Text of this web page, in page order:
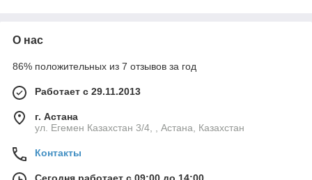
возможность быстро и выгодно
приобрести строительные товары и
оборудование. У нас большой выбор
инструментов для сверления и бурения,
обрезных и шлифовальных дисков,
О нас
86% положительных из 7 отзывов за год
Работает с 29.11.2013
г. Астана
ул. Егемен Казахстан 3/4, , Астана, Казахстан
Контакты
Сегодня работает с 09:00 до 14:00